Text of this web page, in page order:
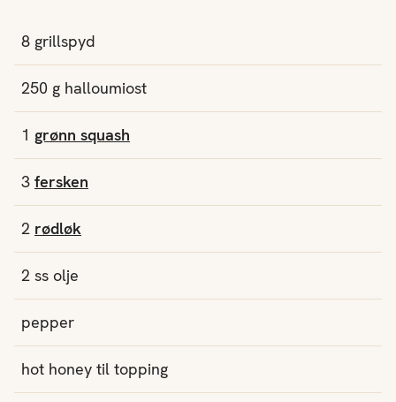
8 grillspyd
250 g halloumiost
1 grønn squash
3 fersken
2 rødløk
2 ss olje
pepper
hot honey til topping